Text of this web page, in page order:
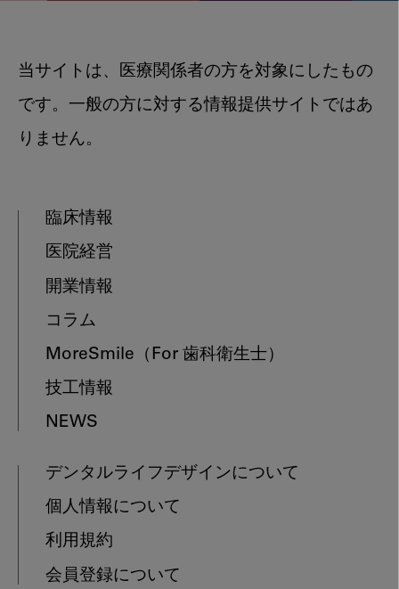
当サイトは、医療関係者の方を対象にしたもの
です。一般の方に対する情報提供サイトではあ
りません。
臨床情報
医院経営
開業情報
コラム
MoreSmile （For 歯科衛生士）
技工情報
NEWS
デンタルライフデザインについて
個人情報について
利用規約
会員登録について